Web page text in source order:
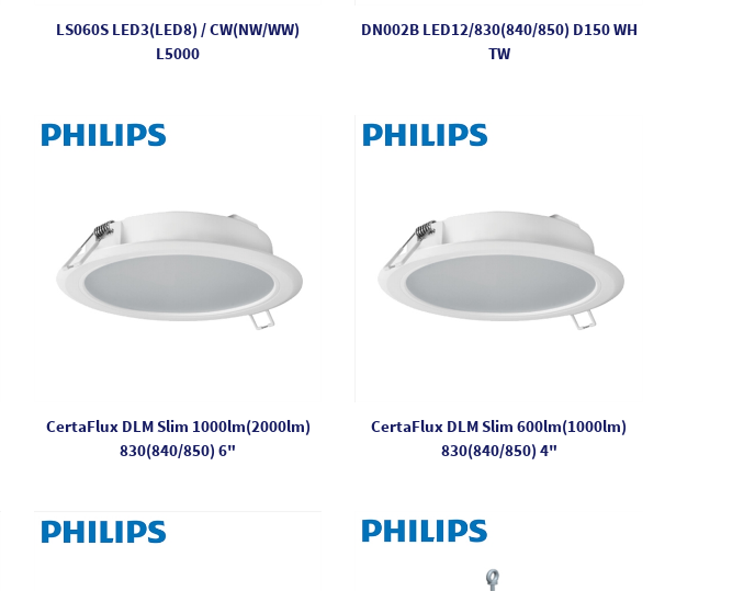
LS060S LED3(LED8) / CW(NW/WW)
L5000
DN002B LED12/830(840/850) D150 WH
TW
CertaFlux DLM Slim 1000lm(2000lm)
830(840/850) 6"
CertaFlux DLM Slim 600lm(1000lm)
830(840/850) 4"